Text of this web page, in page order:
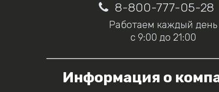
8-800-777-05-28
Работаем каждый день
с 9:00 до 21:00
Информация о